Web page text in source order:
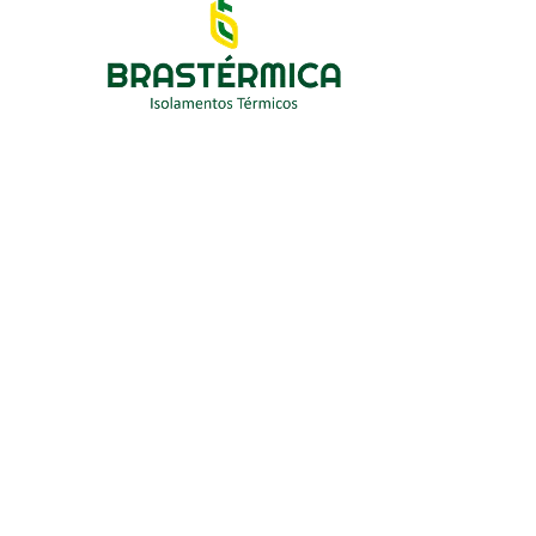
processos. O
deteriorar, sem comprometer o acesso
Neste artigo, explicamos quais são os
Por que caldeiras de alta
e resfriamento são mais intensos e as
temperatura de serviço acima de 400°C.
expressiva e precisa ser acomodada pelo